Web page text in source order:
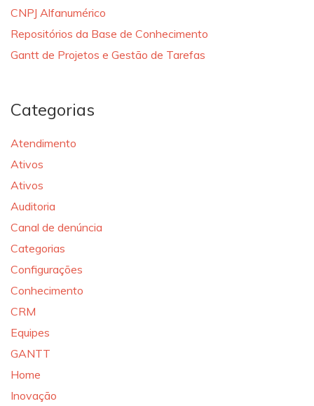
CNPJ Alfanumérico
Repositórios da Base de Conhecimento
Gantt de Projetos e Gestão de Tarefas
Categorias
Atendimento
Ativos
Ativos
Auditoria
Canal de denúncia
Categorias
Configurações
Conhecimento
CRM
Equipes
GANTT
Home
Inovação